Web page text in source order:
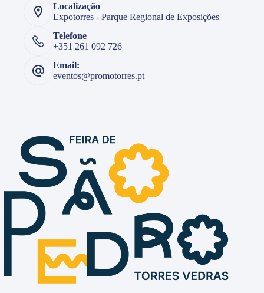
Localização
Expotorres - Parque Regional de Exposições
Telefone
+351 261 092 726
Email:
eventos@promotorres.pt